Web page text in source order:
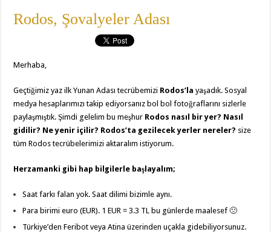
Rodos, Şovalyeler Adası
Merhaba,
Geçtiğimiz yaz ilk Yunan Adası tecrübemizi Rodos’la yaşadık. Sosyal
medya hesaplarımızı takip ediyorsanız bol bol fotoğraflarını sizlerle
paylaşmıştık. Şimdi gelelim bu meşhur Rodos nasıl bir yer? Nasıl
gidilir? Ne yenir içilir? Rodos’ta gezilecek yerler nereler? size
tüm Rodos tecrübelerimizi aktaralım istiyorum.
Herzamanki gibi hap bilgilerle başlayalım;
Saat farkı falan yok. Saat dilimi bizimle aynı.
Para birimi euro (EUR). 1 EUR = 3.3 TL bu günlerde maalesef 🙁
Türkiye’den Feribot veya Atina üzerinden uçakla gidebiliyorsunuz.